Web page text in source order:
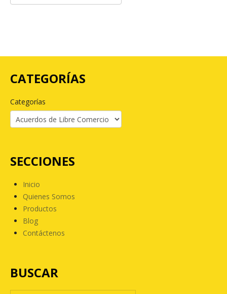
CATEGORÍAS
Categorías
SECCIONES
Inicio
Quienes Somos
Productos
Blog
Contáctenos
BUSCAR